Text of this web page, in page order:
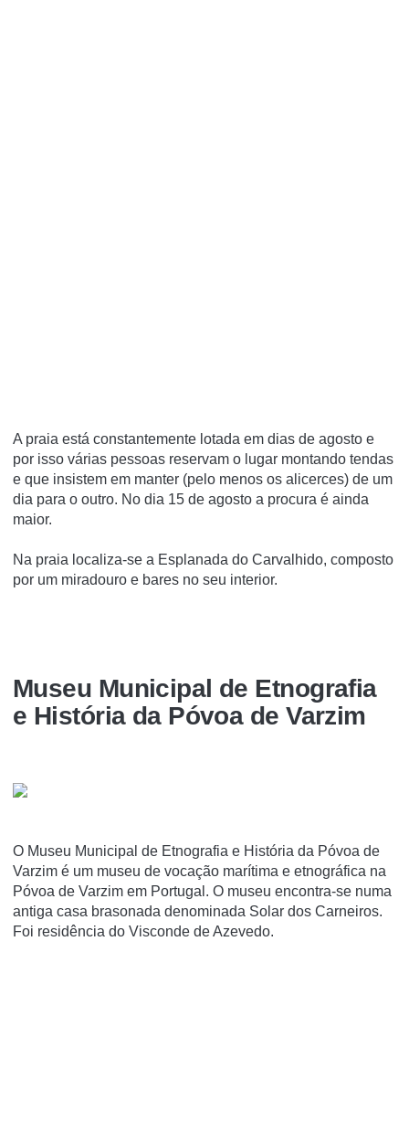
A praia está constantemente lotada em dias de agosto e
por isso várias pessoas reservam o lugar montando tendas
e que insistem em manter (pelo menos os alicerces) de um
dia para o outro. No dia 15 de agosto a procura é ainda
maior.
Na praia localiza-se a Esplanada do Carvalhido, composto
por um miradouro e bares no seu interior.
Museu Municipal de Etnografia
e História da Póvoa de Varzim
O Museu Municipal de Etnografia e História da Póvoa de
Varzim é um museu de vocação marí­tima e etnográfica na
Póvoa de Varzim em Portugal. O museu encontra-se numa
antiga casa brasonada denominada Solar dos Carneiros.
Foi residência do Visconde de Azevedo.